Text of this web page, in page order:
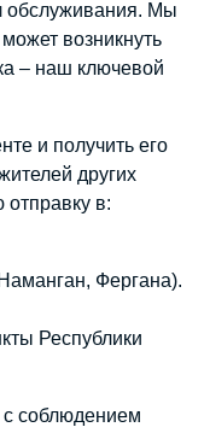
обслуживания. Мы
возникнуть
– наш ключевой
и получить его
других
в:
Фергана).
Республики
соблюдением